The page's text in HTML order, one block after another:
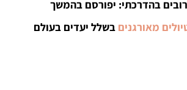
בהדרכתי: יפורסם בהמשך
מאורגנים בשלל יעדים בעולם